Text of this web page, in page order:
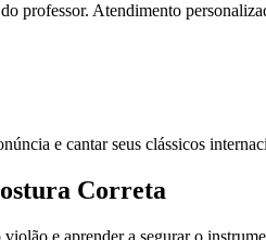
professor. Atendimento
e cantar seus clássicos
Correta
e aprender a segurar o